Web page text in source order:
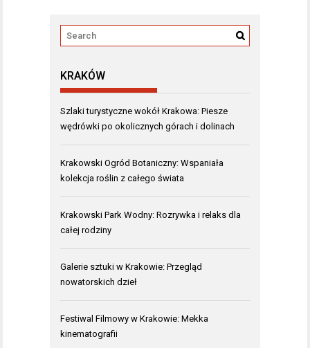
KRAKÓW
Szlaki turystyczne wokół Krakowa: Piesze
wędrówki po okolicznych górach i dolinach
Krakowski Ogród Botaniczny: Wspaniała
kolekcja roślin z całego świata
Krakowski Park Wodny: Rozrywka i relaks dla
całej rodziny
Galerie sztuki w Krakowie: Przegląd
nowatorskich dzieł
Festiwal Filmowy w Krakowie: Mekka
kinematografii